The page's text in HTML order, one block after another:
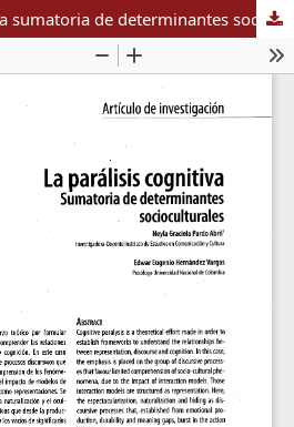
La parálisis cognitiva sumatoria de determinantes socioculturales